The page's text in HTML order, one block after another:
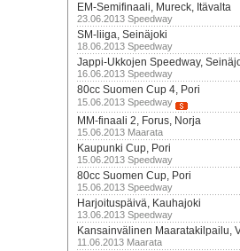
EM-Semifinaali, Mureck, Itävalta
23.06.2013 Speedway
SM-liiga, Seinäjoki
18.06.2013 Speedway
Jappi-Ukkojen Speedway,
16.06.2013 Speedway
80cc Suomen Cup 4, Pori
15.06.2013 Speedway
MM-finaali 2, Forus, Norja
15.06.2013 Maarata
Kaupunki Cup, Pori
15.06.2013 Speedway
80cc Suomen Cup, Pori
15.06.2013 Speedway
Harjoituspäivä, Kauhajoki
13.06.2013 Speedway
Kansainvälinen Maaratakilpailu,
11.06.2013 Maarata